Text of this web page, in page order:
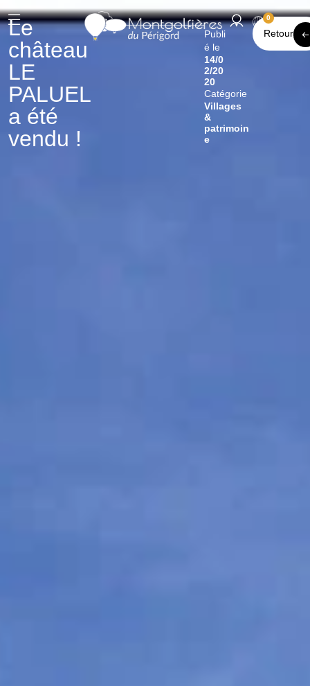
0
Le
château
LE
PALUEL
a été
vendu !
Publi
é le
14/0
2/20
20
Catégorie
Villages
&
patrimoin
e
Retour